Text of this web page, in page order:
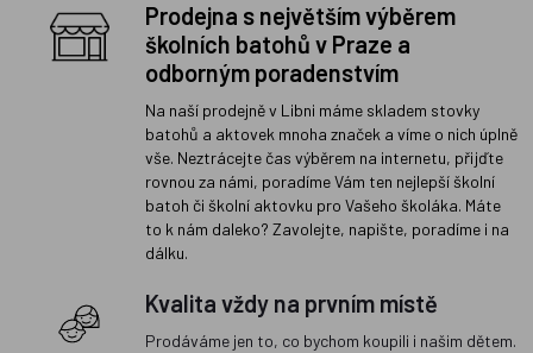
Prodejna s největším výběrem
školních batohů v Praze a
odborným poradenstvím
Na naší prodejně v Libni máme skladem stovky
batohů a aktovek mnoha značek a víme o nich úplně
vše. Neztrácejte čas výběrem na internetu, přijďte
rovnou za námi, poradíme Vám ten nejlepší školní
batoh či školní aktovku pro Vašeho školáka. Máte
to k nám daleko? Zavolejte, napište, poradíme i na
dálku.
Kvalita vždy na prvním místě
Prodáváme jen to, co bychom koupili i našim dětem.